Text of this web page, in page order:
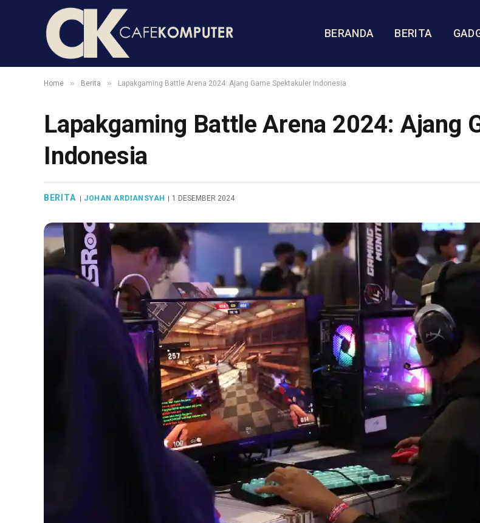
BERANDA BERITA
Home » Berita » Lapakgaming Battle Arena 2024: Ajang Game Spektakuler Indonesia
Lapakgaming Battle Arena 2024: Ajang
Indonesia
BERITA JOHAN ARDIANSYAH 1 DESEMBER 2024